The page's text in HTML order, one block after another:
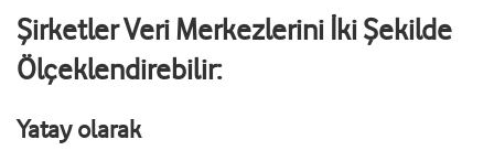
Şirketler Veri Merkezlerini İki Şekilde
Ölçeklendirebilir:
Yatay olarak